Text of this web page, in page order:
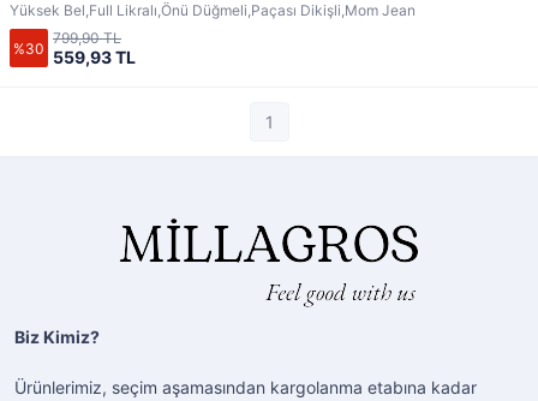
Yüksek Bel,Full Likralı,Önü Düğmeli,Paçası Dikişli,Mom Jean
%30 559,93 TL
799,90 TL
1
Biz Kimiz?
Ürünlerimiz, seçim aşamasından kargolanma etabına kadar